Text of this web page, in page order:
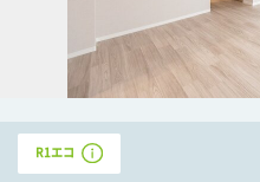
R1エコ